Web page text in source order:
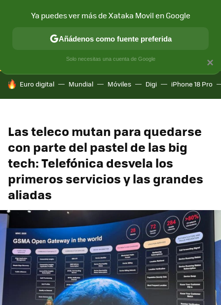
CONECTIVIDAD MÓVIL Y SOCIEDAD APLICACIONES
HOY SE HABLA DE
Euro digital Mundial Móviles Digi iPhone 18 Pro
Las teleco mutan para quedarse
con parte del pastel de las big
tech: Telefónica desvela los
primeros servicios y las grandes
aliadas
×
Ya puedes ver más de Xataka Movil en Google
Añádenos como fuente preferida
Solo necesitas una cuenta de Google